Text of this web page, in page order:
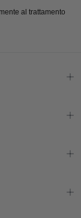
al trattamento